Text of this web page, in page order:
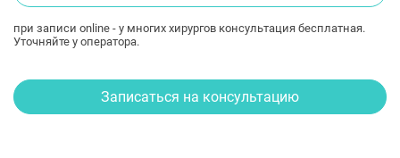
при записи online - у многих хирургов консультация бесплатная.
Уточняйте у оператора.
Записаться на консультацию